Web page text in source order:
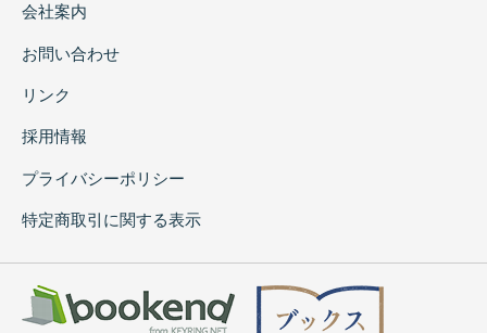
会社案内
お問い合わせ
リンク
採用情報
プライバシーポリシー
特定商取引に関する表示